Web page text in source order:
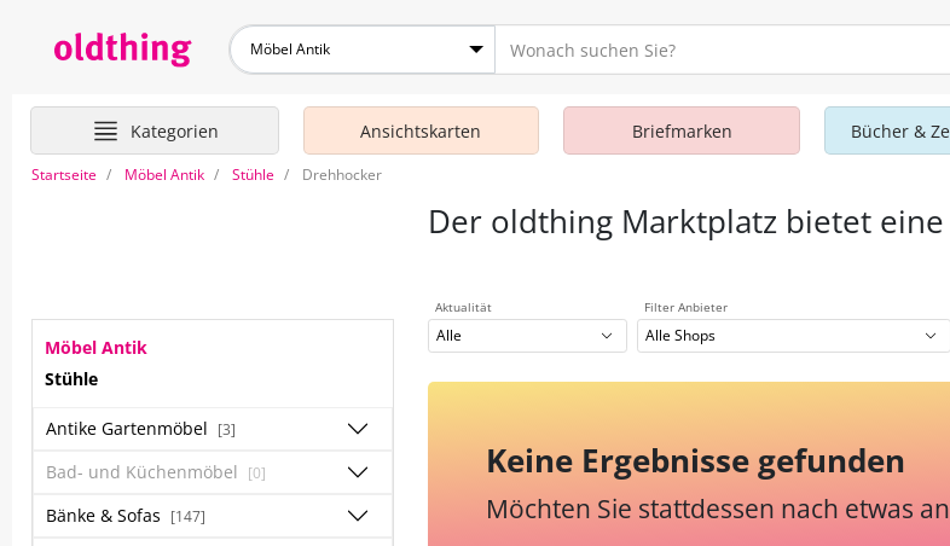
Möbel Antik
Kategorien Ansichtskarten Briefmarken Bücher &
Startseite Möbel Antik Stühle Drehhocker
Der oldthing Marktplatz bietet
Möbel Antik
Stühle
Antike Gartenmöbel [3]
Bad- und Küchenmöbel [0]
Bänke & Sofas [147]
Aktualität
Alle
Filter Anbieter
Alle Shops
Keine Ergebnisse gefunden
Möchten Sie stattdessen nach etwas